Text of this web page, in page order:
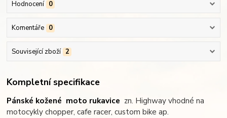
Hodnocení 0
Komentáře 0
Související zboží 2
Kompletní specifikace
Pánské kožené moto rukavice zn. Highway vhodné na
motocykly chopper, cafe racer, custom bike ap.